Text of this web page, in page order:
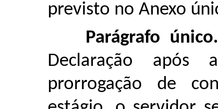
previsto no Anexo
Parágrafo único.
Declaração após
prorrogação de